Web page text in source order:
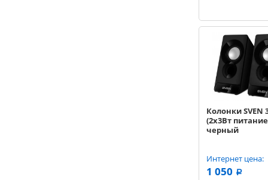
Колонки SVEN
(2x3Вт питание
черный
Интернет цена:
1 050 a